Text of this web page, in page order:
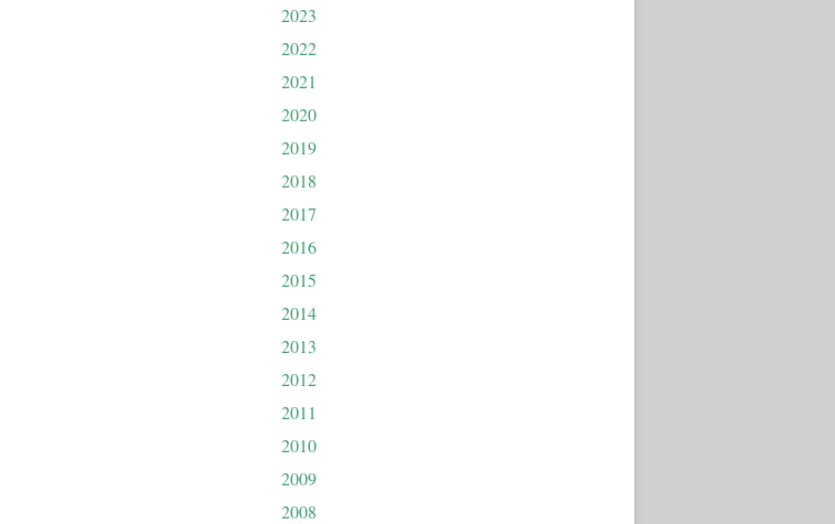
2023
2022
2021
2020
2019
2018
2017
2016
2015
2014
2013
2012
2011
2010
2009
2008